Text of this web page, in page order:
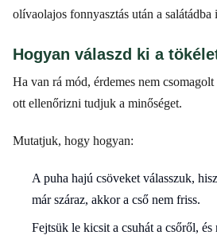
olívaolajos fonnyasztás után a salátádba
Hogyan válaszd ki a
Ha van rá mód, érdemes nem
ott ellenőrizni tudjuk a minőséget.
Mutatjuk, hogy hogyan:
A puha hajú csöveket válasszuk,
már száraz, akkor a cső nem friss.
Fejtsük le kicsit a csuhát a csőről, és